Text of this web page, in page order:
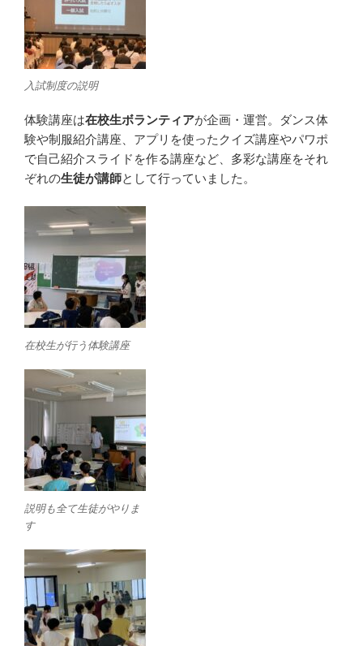
入試制度の説明
体験講座は在校生ボランティアが企画・運営。ダンス体
験や制服紹介講座、アプリを使ったクイズ講座やパワポ
で自己紹介スライドを作る講座など、多彩な講座をそれ
ぞれの生徒が講師として行っていました。
在校生が行う体験講座
説明も全て生徒がやりま
す